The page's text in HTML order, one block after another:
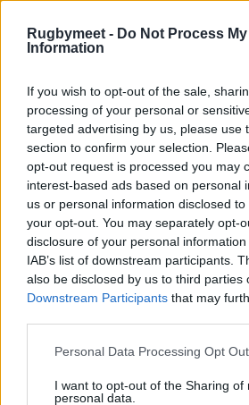
Rugbymeet - Do Not Process
Information
If you wish to opt-out of the sale,
processing of your personal or
targeted advertising by us, please use
section to confirm your selection.
opt-out request is processed you may
interest-based ads based on personal
us or personal information disclosed
your opt-out. You may separately opt-
disclosure of your personal
IAB’s list of downstream participants.
also be disclosed by us to third parties
Downstream Participants that may
Personal Data Processing Opt
I want to opt-out of the Sharing of
personal data.
Visita lo Shop online